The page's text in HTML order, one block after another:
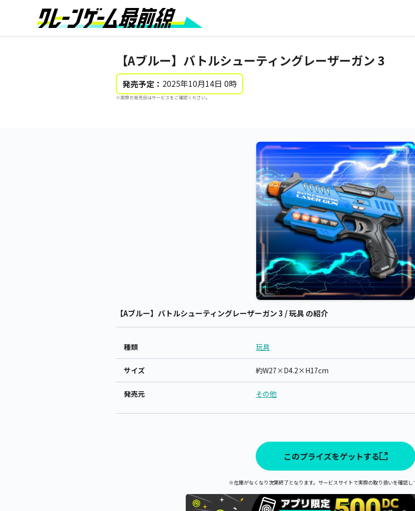
【Aブルー】バトルシューティングレーザーガン 3
発売予定： 2025年10月14日 0時
※実際の発売日はサービスをご確認ください。
【Aブルー】バトルシューティングレーザーガン 3 / 玩具 の紹介
種類 玩具
サイズ 約W27×D4.2×H17cm
発売元 その他
このプライズをゲットする
※在庫がなくなり次第終了となります。サービスサイトで実際の取り扱いを確認し